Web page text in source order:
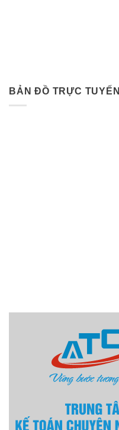
BẢN ĐỒ TRỰC TUYẾN